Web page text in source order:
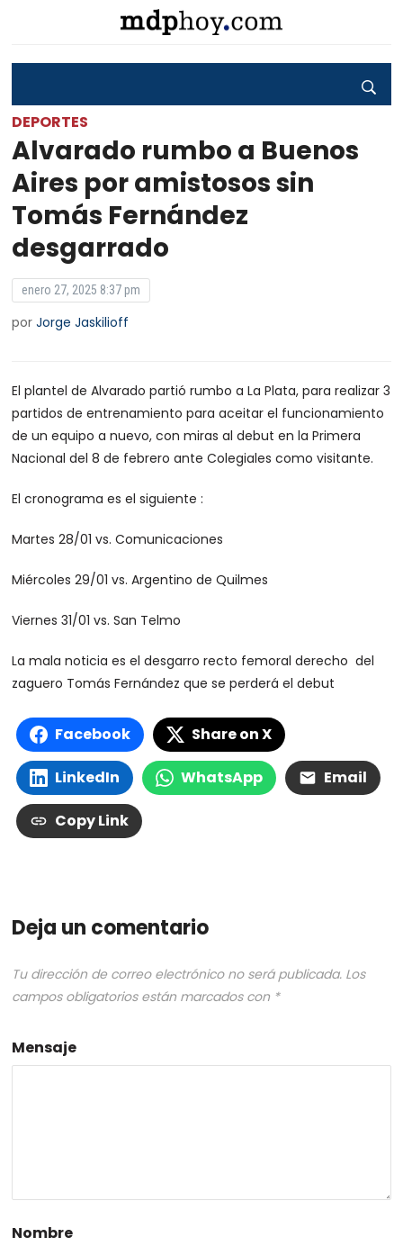
DEPORTES
Alvarado rumbo a Buenos
Aires por amistosos sin
Tomás Fernández
desgarrado
enero 27, 2025 8:37 pm
porJorge Jaskilioff
El plantel de Alvarado partió rumbo a La Plata, para realizar 3
partidos de entrenamiento para aceitar el funcionamiento
de un equipo a nuevo, con miras al debut en la Primera
Nacional del 8 de febrero ante Colegiales como visitante.
El cronograma es el siguiente :
Martes 28/01 vs. Comunicaciones
Miércoles 29/01 vs. Argentino de Quilmes
Viernes 31/01 vs. San Telmo
La mala noticia es el desgarro recto femoral derecho del
zaguero Tomás Fernández que se perderá el debut
Facebook Share on X
LinkedIn WhatsApp Email
Copy Link
Deja un comentario
Tu dirección de correo electrónico no será publicada. Los
campos obligatorios están marcados con *
Mensaje
Nombre